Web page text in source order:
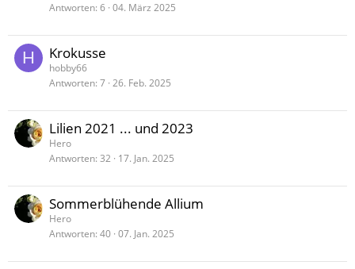
Antworten 6 04. März 2025
H Krokusse
hobby66
Antworten 7 26. Feb. 2025
Lilien 2021 ... und 2023
Hero
Antworten 32 17. Jan. 2025
Sommerblühende Allium
Hero
Antworten 40 07. Jan. 2025